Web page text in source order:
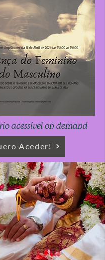
acessível on demand
Aceder!